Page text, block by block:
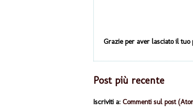
Grazie per aver lasciato il tuo
Post più recente
Iscriviti a: Commenti sul post